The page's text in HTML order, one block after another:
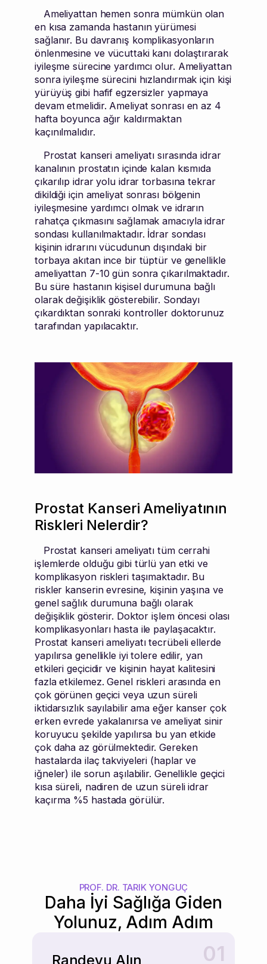
Ameliyattan hemen sonra mümkün olan
en kısa zamanda hastanın yürümesi
sağlanır. Bu davranış komplikasyonların
önlenmesine ve vücuttaki kanı dolaştırarak
iyileşme sürecine yardımcı olur. Ameliyattan
sonra iyileşme sürecini hızlandırmak için kişi
yürüyüş gibi hafif egzersizler yapmaya
devam etmelidir. Ameliyat sonrası en az 4
hafta boyunca ağır kaldırmaktan
kaçınılmalıdır.
Prostat kanseri ameliyatı sırasında idrar
kanalının prostatın içinde kalan kısmıda
çıkarılıp idrar yolu idrar torbasına tekrar
dikildiği için ameliyat sonrası bölgenin
iyileşmesine yardımcı olmak ve idrarın
rahatça çıkmasını sağlamak amacıyla idrar
sondası kullanılmaktadır. İdrar sondası
kişinin idrarını vücudunun dışındaki bir
torbaya akıtan ince bir tüptür ve genellikle
ameliyattan 7-10 gün sonra çıkarılmaktadır.
Bu süre hastanın kişisel durumuna bağlı
olarak değişiklik gösterebilir. Sondayı
çıkardıktan sonraki kontroller doktorunuz
tarafından yapılacaktır.
Prostat Kanseri Ameliyatının
Riskleri Nelerdir?
Prostat kanseri ameliyatı tüm cerrahi
işlemlerde olduğu gibi türlü yan etki ve
komplikasyon riskleri taşımaktadır. Bu
riskler kanserin evresine, kişinin yaşına ve
genel sağlık durumuna bağlı olarak
değişiklik gösterir. Doktor işlem öncesi olası
komplikasyonları hasta ile paylaşacaktır.
Prostat kanseri ameliyatı tecrübeli ellerde
yapılırsa genellikle iyi tolere edilir, yan
etkileri geçicidir ve kişinin hayat kalitesini
fazla etkilemez. Genel riskleri arasında en
çok görünen geçici veya uzun süreli
iktidarsızlık sayılabilir ama eğer kanser çok
erken evrede yakalanırsa ve ameliyat sinir
koruyucu şekilde yapılırsa bu yan etkide
çok daha az görülmektedir. Gereken
hastalarda ilaç takviyeleri (haplar ve
iğneler) ile sorun aşılabilir. Genellikle geçici
kısa süreli, nadiren de uzun süreli idrar
kaçırma %5 hastada görülür.
PROF. DR. TARIK YONGUÇ
Daha İyi Sağlığa Giden
Yolunuz, Adım Adım
01
Randevu Alın